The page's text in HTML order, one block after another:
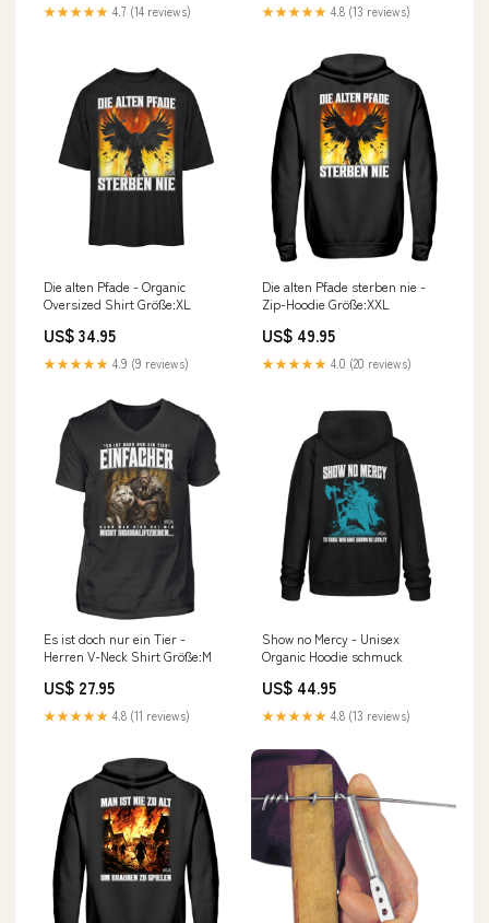
★★★★★ 4.7 (14 reviews) ★★★★★ 4.8 (13 reviews)
Die alten Pfade - Organic
Oversized Shirt Größe:XL
US$ 34.95
★★★★★ 4.9 (9 reviews)
Die alten Pfade sterben nie -
Zip-Hoodie Größe:XXL
US$ 49.95
★★★★★ 4.0 (20 reviews)
Es ist doch nur ein Tier -
Herren V-Neck Shirt Größe:M
US$ 27.95
★★★★★ 4.8 (11 reviews)
Show no Mercy - Unisex
Organic Hoodie schmuck
US$ 44.95
★★★★★ 4.8 (13 reviews)